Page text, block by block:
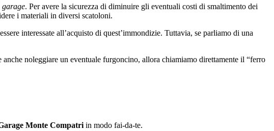
garage. Per avere la sicurezza di diminuire gli eventuali costi di smaltimento dei
i materiali in diversi scatoloni.
interessate all’acquisto di quest’immondizie. Tuttavia, se parliamo di una
noleggiare un eventuale furgoncino, allora chiamiamo direttamente il “ferro
Monte Compatri in modo fai-da-te.